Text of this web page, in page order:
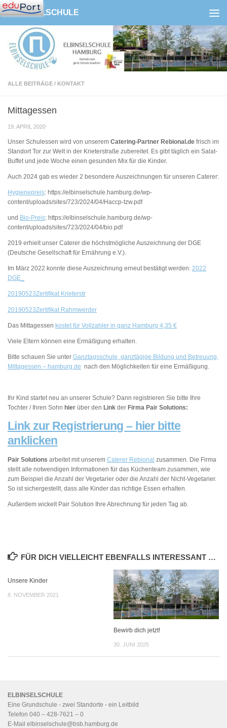
Zum Inhalt springen
ELBINSELSCHULE
ALLE BEITRÄGE / KONTAKT
Mittagessen
19. APRIL 2020
Unser Schulessen wird von unserem Catering-Partner Rebional.de frisch im
Standort Tor zur Welt in der Krieterstraße zubereitet. Es gibt täglich ein Salat-
Buffet und jede Woche einen gesunden Mix für die Kinder.
Auch 2024 gab es wieder 2 besondere Auszeichnungen für unseren Caterer:
Hygienepreis: https://elbinselschule.hamburg.de/wp-
content/uploads/sites/723/2024/04/Haccp-tzw.pdf
und Bio-Preis: https://elbinselschule.hamburg.de/wp-
content/uploads/sites/723/2024/04/bio.pdf
2019 erhielt unser Caterer die höchstmögliche Auszeichnung der DGE
(Deutsche Gesellschaft für Ernährung e.V.).
Im März 2022 konnte diese Auszeichnung erneut bestätigt werden: 2022
DGE_
20190523Zertifikat Krieterstr
20190523Zertifikat Rahmwerder
Das Mittagessen kostet für Vollzahler in ganz Hamburg 4,35 €
Viele Eltern können eine Ermäßigung erhalten.
Bitte schauen Sie unter Ganztagsschule, ganztägige Bildung und Betreuung,
Mittagessen – hamburg.de nach den Möglichkeiten für eine Ermäßigung.
Ihr Kind startet neu an unserer Schule? Dann registrieren Sie bitte Ihre
Tochter / Ihren Sohn hier über den Link der Firma Pair Solutions:
Link zur Registrierung – hier bitte
anklicken
Pair Solutions arbeitet mit unserem Caterer Rebional zusammen. Die Firma
stellt alle notwendigen Informationen für das Küchenteam zusammen, wie
zum Beispiel die Anzahl der Vegetarier oder die Anzahl der Nicht-Vegetarier.
So ist sichergestellt, dass alle Kinder das richtige Essen erhalten.
Außerdem wickelt Pair Solution Ihre Abrechnung für jeden Tag ab.
FÜR DICH VIELLEICHT EBENFALLS INTERESSANT …
Unsere Kinder
8. NOVEMBER 2021
Bewirb dich jetzt!
30. JUNI 2025
ELBINSELSCHULE
Eine Grundschule - zwei Standorte - ein Leitbild
Telefon 040 – 428-7621 – 0
E-Mail elbinselschule@bsb.hamburg.de